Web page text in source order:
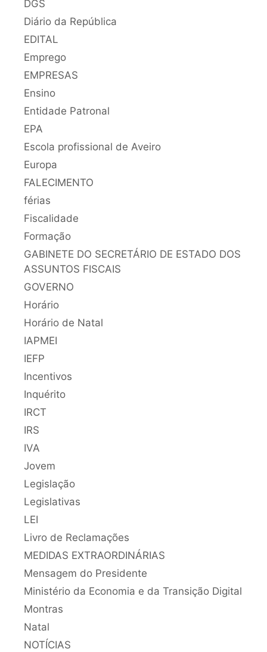
DGS
Diário da República
EDITAL
Emprego
EMPRESAS
Ensino
Entidade Patronal
EPA
Escola profissional de Aveiro
Europa
FALECIMENTO
férias
Fiscalidade
Formação
GABINETE DO SECRETÁRIO DE ESTADO DOS
ASSUNTOS FISCAIS
GOVERNO
Horário
Horário de Natal
IAPMEI
IEFP
Incentivos
Inquérito
IRCT
IRS
IVA
Jovem
Legislação
Legislativas
LEI
Livro de Reclamações
MEDIDAS EXTRAORDINÁRIAS
Mensagem do Presidente
Ministério da Economia e da Transição Digital
Montras
Natal
NOTÍCIAS